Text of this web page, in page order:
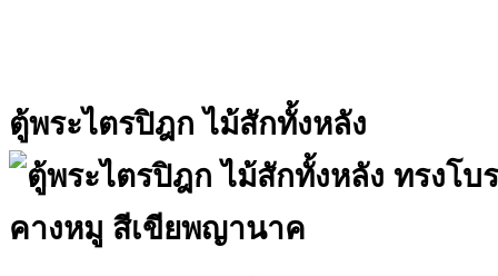
ตู้พระไตรปิฎก ไม้สักทั้งหลัง